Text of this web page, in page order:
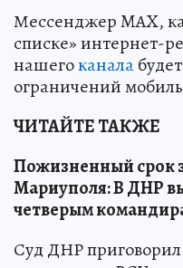
Мессенджер MAX,
списке» интернет-
нашегоканала
ограничений
ЧИТАЙТЕ ТАКЖЕ
Пожизненный срок
Мариуполя: В ДНР
четверым
Суд ДНР